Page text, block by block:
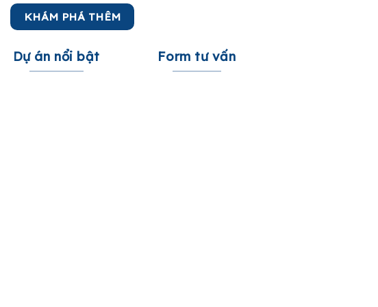
KHÁM PHÁ THÊM
Dự án nổi bật Form tư vấn